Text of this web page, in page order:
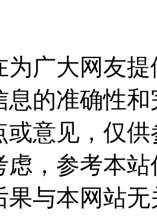
为广大网友
息的准确性
或意见，仅
虑，参考本
果与本网站